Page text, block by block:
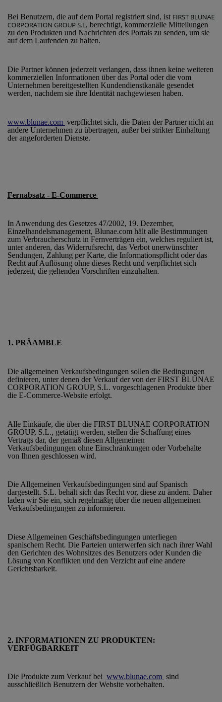
Bei Benutzern, die auf dem Portal registriert sind, ist FIRST BLUNAE
CORPORATION GROUP S.L, berechtigt, kommerzielle Mitteilungen
zu den Produkten und Nachrichten des Portals zu senden, um sie
auf dem Laufenden zu halten.
Die Partner können jederzeit verlangen, dass ihnen keine weiteren
kommerziellen Informationen über das Portal oder die vom
Unternehmen bereitgestellten Kundendienstkanäle gesendet
werden, nachdem sie ihre Identität nachgewiesen haben.
www.blunae.com verpflichtet sich, die Daten der Partner nicht an
andere Unternehmen zu übertragen, außer bei strikter Einhaltung
der angeforderten Dienste.
Fernabsatz - E-Commerce
In Anwendung des Gesetzes 47/2002, 19. Dezember,
Einzelhandelsmanagement, Blunae.com hält alle Bestimmungen
zum Verbraucherschutz in Fernverträgen ein, welches reguliert ist,
unter anderen, das Widerrufsrecht, das Verbot unerwünschter
Sendungen, Zahlung per Karte, die Informationspflicht oder das
Recht auf Auflösung ohne dieses Recht und verpflichtet sich
jederzeit, die geltenden Vorschriften einzuhalten.
1. PRÄAMBLE
Die allgemeinen Verkaufsbedingungen sollen die Bedingungen
definieren, unter denen der Verkauf der von der FIRST BLUNAE
CORPORATION GROUP, S.L. vorgeschlagenen Produkte über
die E-Commerce-Website erfolgt.
Alle Einkäufe, die über die FIRST BLUNAE CORPORATION
GROUP, S.L., getätigt werden, stellen die Schaffung eines
Vertrags dar, der gemäß diesen Allgemeinen
Verkaufsbedingungen ohne Einschränkungen oder Vorbehalte
von Ihnen geschlossen wird.
Die Allgemeinen Verkaufsbedingungen sind auf Spanisch
dargestellt. S.L. behält sich das Recht vor, diese zu ändern. Daher
laden wir Sie ein, sich regelmäßig über die neuen allgemeinen
Verkaufsbedingungen zu informieren.
Diese Allgemeinen Geschäftsbedingungen unterliegen
spanischem Recht. Die Parteien unterwerfen sich nach ihrer Wahl
den Gerichten des Wohnsitzes des Benutzers oder Kunden die
Lösung von Konflikten und den Verzicht auf eine andere
Gerichtsbarkeit.
2. INFORMATIONEN ZU PRODUKTEN:
VERFÜGBARKEIT
Die Produkte zum Verkauf bei www.blunae.com sind
ausschließlich Benutzern der Website vorbehalten.